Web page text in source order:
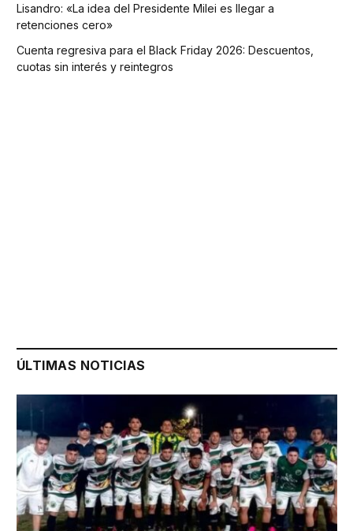
Lisandro: «La idea del Presidente Milei es llegar a
retenciones cero»
Cuenta regresiva para el Black Friday 2026: Descuentos,
cuotas sin interés y reintegros
ÚLTIMAS NOTICIAS